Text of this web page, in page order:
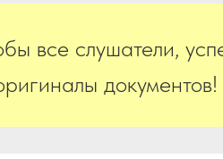
все слушатели,
документов!